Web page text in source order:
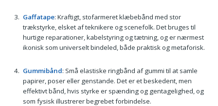
Gaffatape: Kraftigt, stofarmeret klæbebånd med stor
trækstyrke, elsket af teknikere og scenefolk. Det bruges til
hurtige reparationer, kabelstyring og tætning, og er nærmest
ikonisk som universelt bindeled, både praktisk og metaforisk.
Gummibånd: Små elastiske ringbånd af gummi til at samle
papirer, poser eller genstande. Det er et beskedent, men
effektivt bånd, hvis styrke er spænding og gentagelighed, og
som fysisk illustrerer begrebet forbindelse.